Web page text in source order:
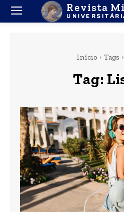
Revista
Início Tags
Tag: